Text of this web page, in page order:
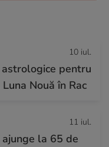
10 iul.
pentru
Nouă în Rac
11 iul.
la 65 de